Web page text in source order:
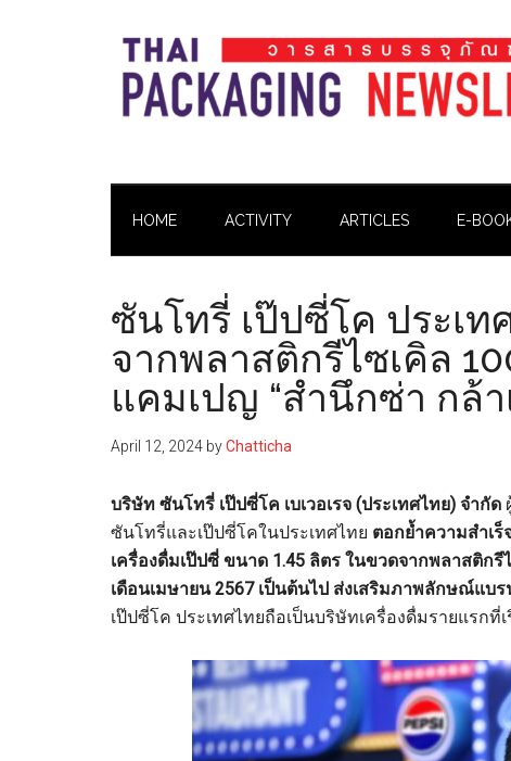
Pack
Magazine
HOME ACTIVITY ARTICLES E-
ซันโทรี่ เป๊ปซี่โค ประเ
จากพลาสติกรีไซเคิล
แคมเปญ “สำนึกซ่า กล้า
April 12, 2024 byChatticha
บริษัท ซันโทรี่ เป๊ปซี่โค เบเวอเรจ (ประเทศไทย) จำกัด
ซันโทรี่และเป๊ปซี่โคในประเทศไทย ตอกย้ำความสำเร็
เครื่องดื่มเป๊ปซี่ ขนาด 1.45 ลิตร ในขวดจากพลาสติกรี
เดือนเมษายน 2567 เป็นต้นไป ส่งเสริมภาพลักษณ์แ
เป๊ปซี่โค ประเทศไทยถือเป็นบริษัทเครื่องดื่มรายแรกที่